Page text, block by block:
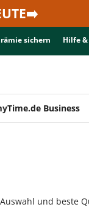
sichern Hilfe &
Business
und beste